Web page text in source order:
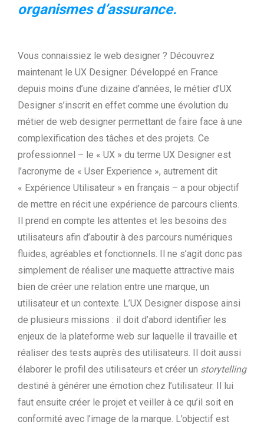
organismes d’assurance.
Vous connaissiez le web designer ? Découvrez
maintenant le UX Designer. Développé en France
depuis moins d’une dizaine d’années, le métier d’UX
Designer s’inscrit en effet comme une évolution du
métier de web designer permettant de faire face à une
complexification des tâches et des projets. Ce
professionnel – le « UX » du terme UX Designer est
l’acronyme de « User Experience », autrement dit
« Expérience Utilisateur » en français – a pour objectif
de mettre en récit une expérience de parcours clients.
Il prend en compte les attentes et les besoins des
utilisateurs afin d’aboutir à des parcours numériques
fluides, agréables et fonctionnels. Il ne s’agit donc pas
simplement de réaliser une maquette attractive mais
bien de créer une relation entre une marque, un
utilisateur et un contexte. L’UX Designer dispose ainsi
de plusieurs missions : il doit d’abord identifier les
enjeux de la plateforme web sur laquelle il travaille et
réaliser des tests auprès des utilisateurs. Il doit aussi
élaborer le profil des utilisateurs et créer un storytelling
destiné à générer une émotion chez l’utilisateur. Il lui
faut ensuite créer le projet et veiller à ce qu’il soit en
conformité avec l’image de la marque. L’objectif est